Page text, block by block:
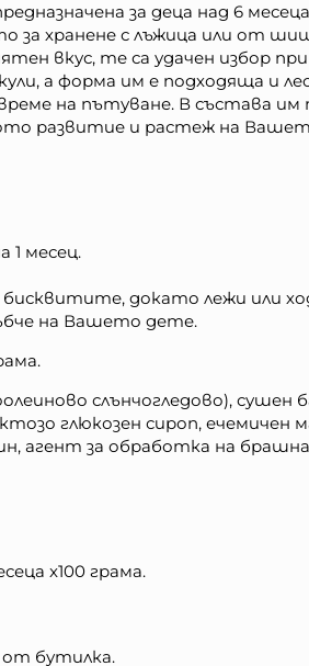
за деца над 6
за хранене с лъжица или от
вкус, те са удачен избор
a форма им е подходяща и
на пътуване. В състава
развитие и растеж на
месец.
докато лежи или
на Вашето дете.
слънчогледово), сушен
глюкозен сироп, ечемичен
агент за обработка на
x100 грама.
от бутилка.